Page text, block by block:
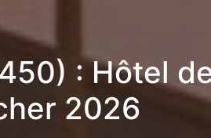
: Hôtel
2026